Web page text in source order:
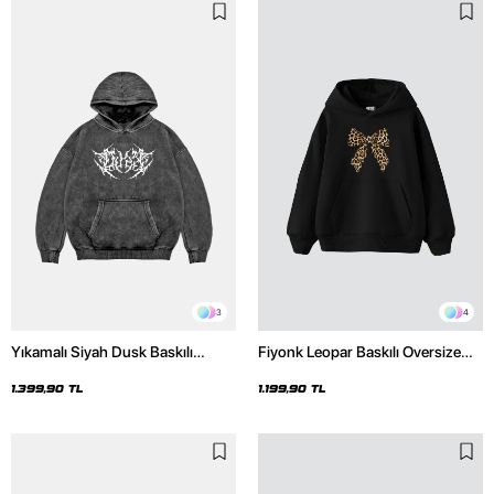
3
Yıkamalı Siyah Dusk Baskılı
1.399,90 TL
4
Fiyonk Leopar Baskılı Oversize
1.199,90 TL